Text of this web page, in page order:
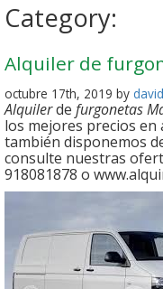
Category:
Alquiler de
octubre 17th, 2019 by david
Alquilerde furgonetas
los mejores precios
también disponemos
consulte nuestras
918081878 o